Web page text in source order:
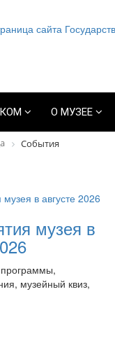
О МУЗЕЕ
События
музея в
музейный квиз,